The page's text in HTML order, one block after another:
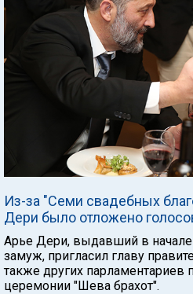
Из-за "Семи свадебных
Дери было отложено
Арье Дери, выдавший в
замуж, пригласил главу
также других парламентариев
церемонии "Шева брахот".